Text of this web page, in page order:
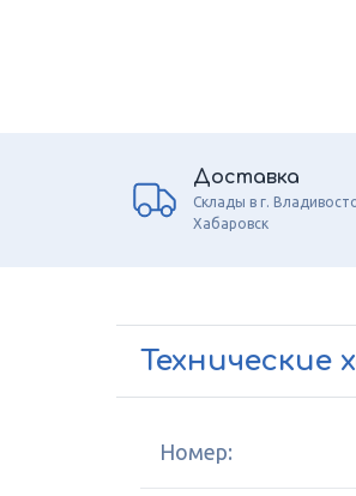
Доставка
Склады в г.
Хабаровск
Технические
Номер: